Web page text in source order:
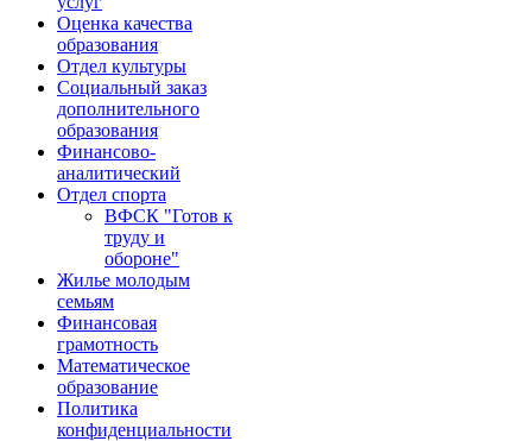
Оценка качества
образования
Отдел культуры
Социальный заказ
дополнительного
образования
Финансово-
аналитический
Отдел спорта
ВФСК "Готов к
труду и
обороне"
Жилье молодым
семьям
Финансовая
грамотность
Математическое
образование
Политика
конфиденциальности